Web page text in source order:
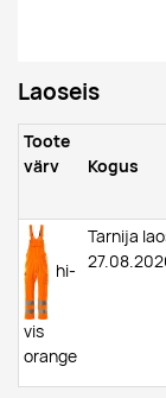
Laoseis
Toote
värv
Kogus
hi-
vis
orange
Tarnija